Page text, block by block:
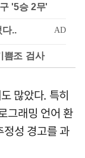
'5승 2무'
쁨조 검사
많았다. 특히
그래밍 언어 환
성 경고를 과